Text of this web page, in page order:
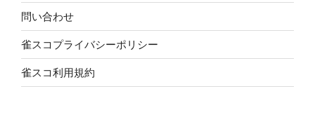
問い合わせ
雀スコプライバシーポリシー
雀スコ利用規約